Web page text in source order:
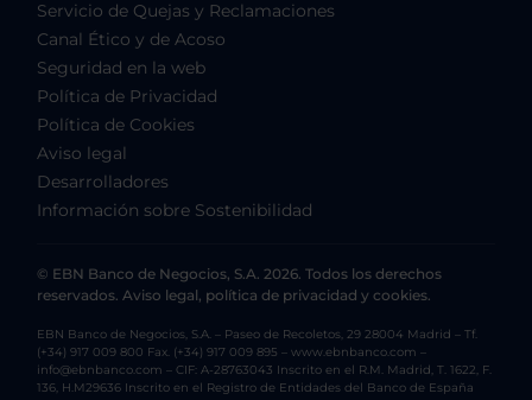
Servicio de Quejas y Reclamaciones
Canal Ético y de Acoso
Seguridad en la web
Política de Privacidad
Política de Cookies
Aviso legal
Desarrolladores
Información sobre Sostenibilidad
© EBN Banco de Negocios, S.A. 2026. Todos los derechos
reservados. Aviso legal, política de privacidad y cookies.
EBN Banco de Negocios, S.A. – Paseo de Recoletos, 29 28004 Madrid – Tf.
(+34) 917 009 800 Fax. (+34) 917 009 895 – www.ebnbanco.com –
info@ebnbanco.com – CIF: A-28763043 Inscrito en el R.M. Madrid, T. 1622, F.
136, H.M29636 Inscrito en el Registro de Entidades del Banco de España